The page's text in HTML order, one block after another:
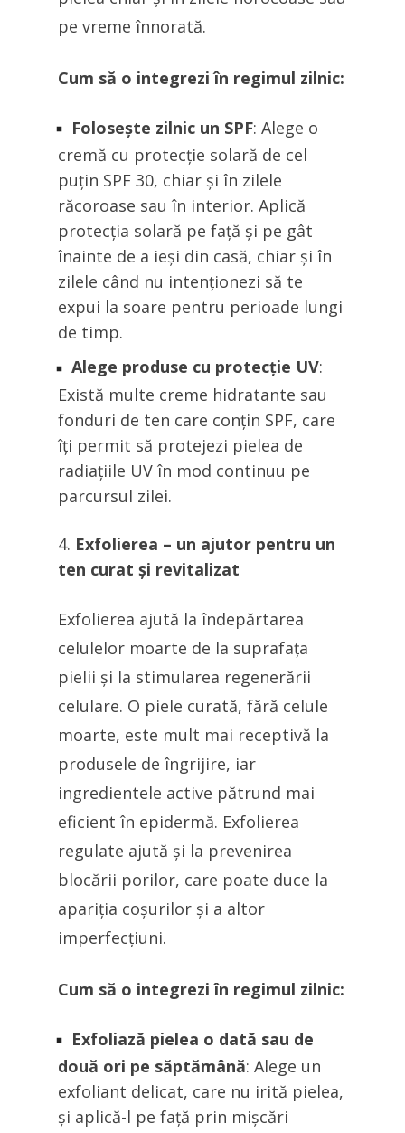
pe vreme înnorată.
Cum să o integrezi în regimul zilnic:
Folosește zilnic un SPF: Alege o
cremă cu protecție solară de cel
puțin SPF 30, chiar și în zilele
răcoroase sau în interior. Aplică
protecția solară pe față și pe gât
înainte de a ieși din casă, chiar și în
zilele când nu intenționezi să te
expui la soare pentru perioade lungi
de timp.
Alege produse cu protecție UV:
Există multe creme hidratante sau
fonduri de ten care conțin SPF, care
îți permit să protejezi pielea de
radiațiile UV în mod continuu pe
parcursul zilei.
Exfolierea – un ajutor pentru un
ten curat și revitalizat
Exfolierea ajută la îndepărtarea
celulelor moarte de la suprafața
pielii și la stimularea regenerării
celulare. O piele curată, fără celule
moarte, este mult mai receptivă la
produsele de îngrijire, iar
ingredientele active pătrund mai
eficient în epidermă. Exfolierea
regulate ajută și la prevenirea
blocării porilor, care poate duce la
apariția coșurilor și a altor
imperfecțiuni.
Cum să o integrezi în regimul zilnic:
Exfoliază pielea o dată sau de
două ori pe săptămână: Alege un
exfoliant delicat, care nu irită pielea,
și aplică-l pe față prin mișcări